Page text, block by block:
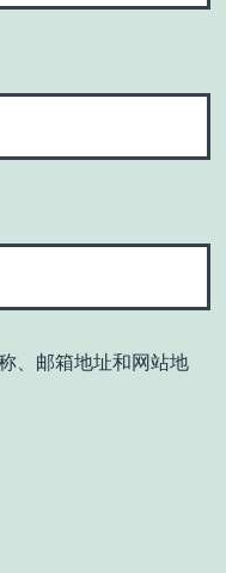
、邮箱地址和网站地